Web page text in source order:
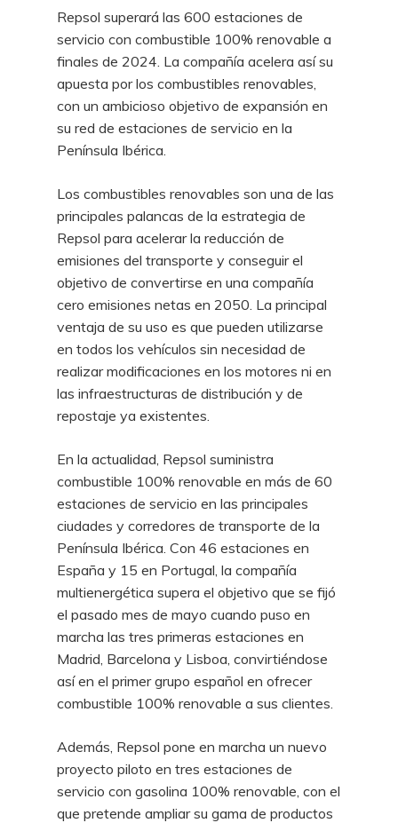
Repsol superará las 600 estaciones de
servicio con combustible 100% renovable a
finales de 2024. La compañía acelera así su
apuesta por los combustibles renovables,
con un ambicioso objetivo de expansión en
su red de estaciones de servicio en la
Península Ibérica.
Los combustibles renovables son una de las
principales palancas de la estrategia de
Repsol para acelerar la reducción de
emisiones del transporte y conseguir el
objetivo de convertirse en una compañía
cero emisiones netas en 2050. La principal
ventaja de su uso es que pueden utilizarse
en todos los vehículos sin necesidad de
realizar modificaciones en los motores ni en
las infraestructuras de distribución y de
repostaje ya existentes.
En la actualidad, Repsol suministra
combustible 100% renovable en más de 60
estaciones de servicio en las principales
ciudades y corredores de transporte de la
Península Ibérica. Con 46 estaciones en
España y 15 en Portugal, la compañía
multienergética supera el objetivo que se fijó
el pasado mes de mayo cuando puso en
marcha las tres primeras estaciones en
Madrid, Barcelona y Lisboa, convirtiéndose
así en el primer grupo español en ofrecer
combustible 100% renovable a sus clientes.
Además, Repsol pone en marcha un nuevo
proyecto piloto en tres estaciones de
servicio con gasolina 100% renovable, con el
que pretende ampliar su gama de productos